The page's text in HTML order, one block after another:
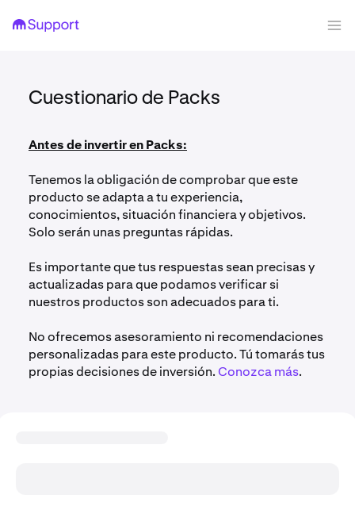
Cuestionario de Packs
Antes de invertir en Packs:
Tenemos la obligación de comprobar que este
producto se adapta a tu experiencia,
conocimientos, situación financiera y objetivos.
Solo serán unas preguntas rápidas.
Es importante que tus respuestas sean precisas y
actualizadas para que podamos verificar si
nuestros productos son adecuados para ti.
No ofrecemos asesoramiento ni recomendaciones
personalizadas para este producto. Tú tomarás tus
propias decisiones de inversión. Conozca más.